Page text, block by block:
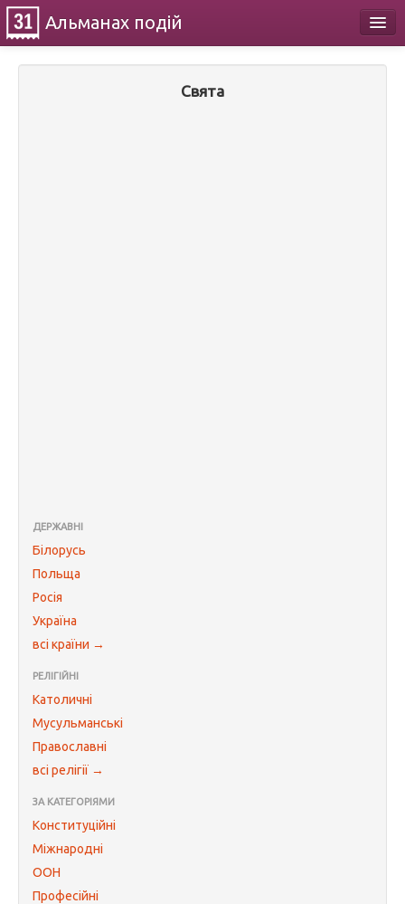
Альманах подій
Свята
ДЕРЖАВНІ
Білорусь
Польща
Росія
Україна
всі країни →
РЕЛІГІЙНІ
Католичні
Мусульманські
Православні
всі релігії →
ЗА КАТЕГОРІЯМИ
Конституційні
Міжнародні
ООН
Професійні